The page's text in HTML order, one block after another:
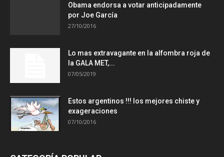
Obama endorsa a votar anticipadamente
por Joe García
27/10/2016
Lo mas extravagante en la alfombra roja de
la GALA MET,...
07/05/2019
Estos argentinos !!! los mejores chiste y
exageraciones
07/10/2016